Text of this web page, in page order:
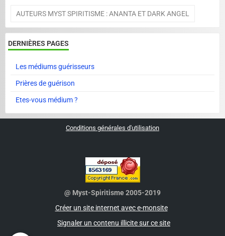
AUTEURS MYST SPIRITISME : ANANTA ET DARK ANGEL
DERNIÈRES PAGES
Les médiums guérisseurs
Prières de guérison
Etes-vous médium ?
Conditions générales d'utilisation
@ Myst-Spiritisme 2005-2019
Créer un site internet avec e-monsite
Signaler un contenu illicite sur ce site